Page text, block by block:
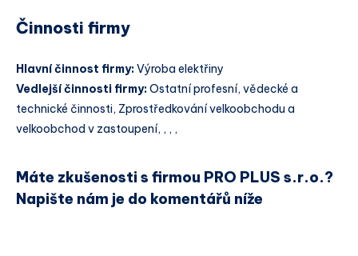
Činnosti firmy
Hlavní činnost firmy:Výroba elektřiny
Vedlejší činnosti firmy:Ostatní profesní, vědecké a
technické činnosti, Zprostředkování velkoobchodu a
velkoobchod v zastoupení, , , ,
Máte zkušenosti s firmou PRO PLUS s.r.o.?
Napište nám je do komentářů níže